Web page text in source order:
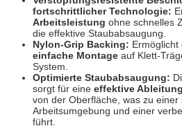
fortschrittlicher Technologie:
Arbeitsleistung ohne schnelles
die effektive Staubabsaugung.
Nylon-Grip Backing: Ermöglicht
einfache Montage auf Klett-
System.
Optimierte Staubabsaugung:
sorgt für eine effektive
von der Oberfläche, was zu einer
Arbeitsumgebung und einer
führt.